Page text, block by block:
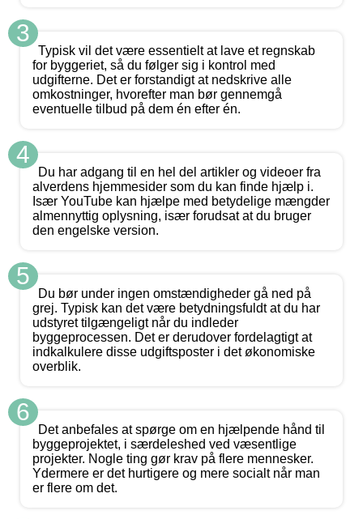
3
Typisk vil det være essentielt at lave et regnskab
for byggeriet, så du følger sig i kontrol med
udgifterne. Det er forstandigt at nedskrive alle
omkostninger, hvorefter man bør gennemgå
eventuelle tilbud på dem én efter én.
4
Du har adgang til en hel del artikler og videoer fra
alverdens hjemmesider som du kan finde hjælp i.
Især YouTube kan hjælpe med betydelige mængder
almennyttig oplysning, især forudsat at du bruger
den engelske version.
5
Du bør under ingen omstændigheder gå ned på
grej. Typisk kan det være betydningsfuldt at du har
udstyret tilgængeligt når du indleder
byggeprocessen. Det er derudover fordelagtigt at
indkalkulere disse udgiftsposter i det økonomiske
overblik.
6
Det anbefales at spørge om en hjælpende hånd til
byggeprojektet, i særdeleshed ved væsentlige
projekter. Nogle ting gør krav på flere mennesker.
Ydermere er det hurtigere og mere socialt når man
er flere om det.